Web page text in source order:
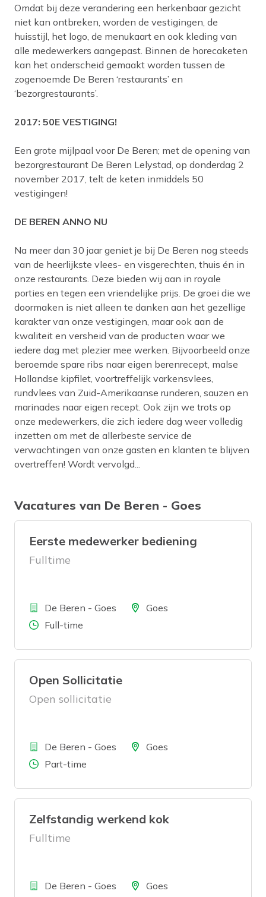
Omdat bij deze verandering een herkenbaar gezicht
niet kan ontbreken, worden de vestigingen, de
huisstijl, het logo, de menukaart en ook kleding van
alle medewerkers aangepast. Binnen de horecaketen
kan het onderscheid gemaakt worden tussen de
zogenoemde De Beren ‘restaurants’ en
‘bezorgrestaurants’.
2017: 50E VESTIGING!
Een grote mijlpaal voor De Beren; met de opening van
bezorgrestaurant De Beren Lelystad, op donderdag 2
november 2017, telt de keten inmiddels 50
vestigingen!
DE BEREN ANNO NU
Na meer dan 30 jaar geniet je bij De Beren nog steeds
van de heerlijkste vlees- en visgerechten, thuis én in
onze restaurants. Deze bieden wij aan in royale
porties en tegen een vriendelijke prijs. De groei die we
doormaken is niet alleen te danken aan het gezellige
karakter van onze vestigingen, maar ook aan de
kwaliteit en versheid van de producten waar we
iedere dag met plezier mee werken. Bijvoorbeeld onze
beroemde spare ribs naar eigen berenrecept, malse
Hollandse kipfilet, voortreffelijk varkensvlees,
rundvlees van Zuid-Amerikaanse runderen, sauzen en
marinades naar eigen recept. Ook zijn we trots op
onze medewerkers, die zich iedere dag weer volledig
inzetten om met de allerbeste service de
verwachtingen van onze gasten en klanten te blijven
overtreffen! Wordt vervolgd...
Vacatures van De Beren - Goes
Eerste medewerker bediening
Fulltime
BedrijfDe Beren - Goes LocatieGoes
Aantal uren
Full-time
Open Sollicitatie
Open sollicitatie
BedrijfDe Beren - Goes LocatieGoes
Aantal uren
Part-time
Zelfstandig werkend kok
Fulltime
BedrijfDe Beren - Goes LocatieGoes